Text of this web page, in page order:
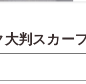
判スカー